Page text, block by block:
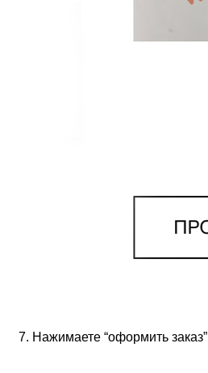
Нажимаете “оформить заказ”